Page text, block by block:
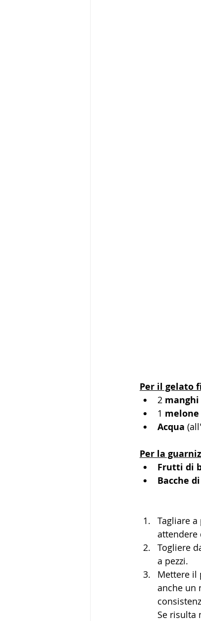
Per il gelato
2 manghi
1 melone
Acqua
Per la
Frutti di
Bacche
Tagliare
attendere
Togliere
a pezzi.
Mettere il
anche un
Se risulta